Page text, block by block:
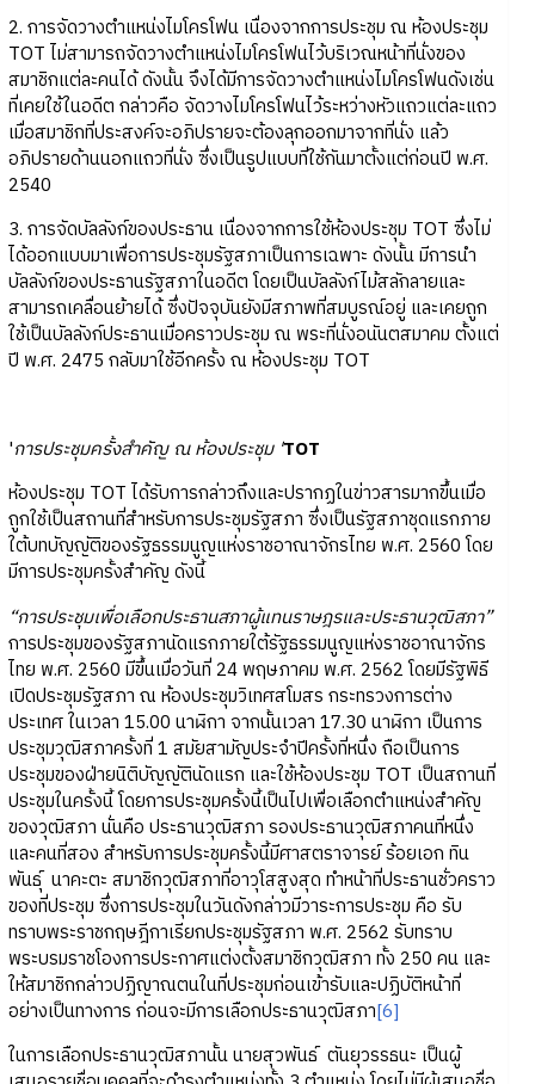
2. การจัดวางตำแหน่งไมโครโฟน เนื่องจากการประชุม ณ ห้องประชุม
TOT ไม่สามารถจัดวางตำแหน่งไมโครโฟนไว้บริเวณหน้าที่นั่งของ
สมาชิกแต่ละคนได้ ดังนั้น จึงได้มีการจัดวางตำแหน่งไมโครโฟนดังเช่น
ที่เคยใช้ในอดีต กล่าวคือ จัดวางไมโครโฟนไว้ระหว่างหัวแถวแต่ละแถว
เมื่อสมาชิกที่ประสงค์จะอภิปรายจะต้องลุกออกมาจากที่นั่ง แล้ว
อภิปรายด้านนอกแถวที่นั่ง ซึ่งเป็นรูปแบบที่ใช้กันมาตั้งแต่ก่อนปี พ.ศ.
2540
3. การจัดบัลลังก์ของประธาน เนื่องจากการใช้ห้องประชุม TOT ซึ่งไม่
ได้ออกแบบมาเพื่อการประชุมรัฐสภาเป็นการเฉพาะ ดังนั้น มีการนำ
บัลลังก์ของประธานรัฐสภาในอดีต โดยเป็นบัลลังก์ไม้สลักลายและ
สามารถเคลื่อนย้ายได้ ซึ่งปัจจุบันยังมีสภาพที่สมบูรณ์อยู่ และเคยถูก
ใช้เป็นบัลลังก์ประธานเมื่อคราวประชุม ณ พระที่นั่งอนันตสมาคม ตั้งแต่
ปี พ.ศ. 2475 กลับมาใช้อีกครั้ง ณ ห้องประชุม TOT
'การประชุมครั้งสำคัญ ณ ห้องประชุม 'TOT
ห้องประชุม TOT ได้รับการกล่าวถึงและปรากฏในข่าวสารมากขึ้นเมื่อ
ถูกใช้เป็นสถานที่สำหรับการประชุมรัฐสภา ซึ่งเป็นรัฐสภาชุดแรกภาย
ใต้บทบัญญัติของรัฐธรรมนูญแห่งราชอาณาจักรไทย พ.ศ. 2560 โดย
มีการประชุมครั้งสำคัญ ดังนี้
“การประชุมเพื่อเลือกประธานสภาผู้แทนราษฎรและประธานวุฒิสภา”
การประชุมของรัฐสภานัดแรกภายใต้รัฐธรรมนูญแห่งราชอาณาจักร
ไทย พ.ศ. 2560 มีขึ้นเมื่อวันที่ 24 พฤษภาคม พ.ศ. 2562 โดยมีรัฐพิธี
เปิดประชุมรัฐสภา ณ ห้องประชุมวิเทศสโมสร กระทรวงการต่าง
ประเทศ ในเวลา 15.00 นาฬิกา จากนั้นเวลา 17.30 นาฬิกา เป็นการ
ประชุมวุฒิสภาครั้งที่ 1 สมัยสามัญประจำปีครั้งที่หนึ่ง ถือเป็นการ
ประชุมของฝ่ายนิติบัญญัตินัดแรก และใช้ห้องประชุม TOT เป็นสถานที่
ประชุมในครั้งนี้ โดยการประชุมครั้งนี้เป็นไปเพื่อเลือกตำแหน่งสำคัญ
ของวุฒิสภา นั่นคือ ประธานวุฒิสภา รองประธานวุฒิสภาคนที่หนึ่ง
และคนที่สอง สำหรับการประชุมครั้งนี้มีศาสตราจารย์ ร้อยเอก ทิน
พันธุ์ นาคะตะ สมาชิกวุฒิสภาที่อาวุโสสูงสุด ทำหน้าที่ประธานชั่วคราว
ของที่ประชุม ซึ่งการประชุมในวันดังกล่าวมีวาระการประชุม คือ รับ
ทราบพระราชกฤษฎีกาเรียกประชุมรัฐสภา พ.ศ. 2562 รับทราบ
พระบรมราชโองการประกาศแต่งตั้งสมาชิกวุฒิสภา ทั้ง 250 คน และ
ให้สมาชิกกล่าวปฏิญาณตนในที่ประชุมก่อนเข้ารับและปฏิบัติหน้าที่
อย่างเป็นทางการ ก่อนจะมีการเลือกประธานวุฒิสภา[6]
ในการเลือกประธานวุฒิสภานั้น นายสุวพันธ์ ตันยุวรรธนะ เป็นผู้